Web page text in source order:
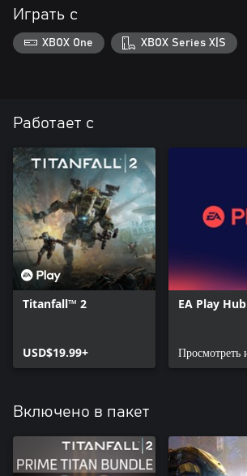
Играть с
XBOX One XBOX Series X|S
Работает с
Titanfall™ 2
USD$19.99+
EA Play Hub
Просмотреть
Включено в пакет